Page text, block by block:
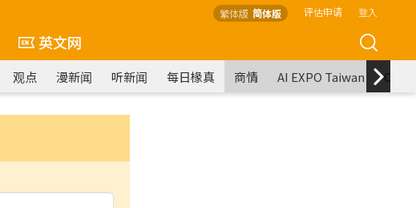
繁体版 简体版 评估申请 登入
英文网
观点 漫新闻 听新闻 每日椽真 商情 AI EXPO Taiwan